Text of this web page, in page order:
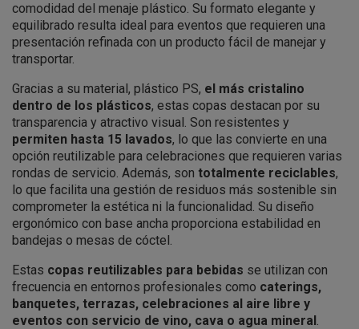
comodidad del menaje plástico. Su formato elegante y
equilibrado resulta ideal para eventos que requieren una
presentación refinada con un producto fácil de manejar y
transportar.
Gracias a su material, plástico PS, el más cristalino
dentro de los plásticos, estas copas destacan por su
transparencia y atractivo visual. Son resistentes y
permiten hasta 15 lavados, lo que las convierte en una
opción reutilizable para celebraciones que requieren varias
rondas de servicio. Además, son totalmente reciclables,
lo que facilita una gestión de residuos más sostenible sin
comprometer la estética ni la funcionalidad. Su diseño
ergonómico con base ancha proporciona estabilidad en
bandejas o mesas de cóctel.
Estas copas reutilizables para bebidas se utilizan con
frecuencia en entornos profesionales como caterings,
banquetes, terrazas, celebraciones al aire libre y
eventos con servicio de vino, cava o agua mineral.